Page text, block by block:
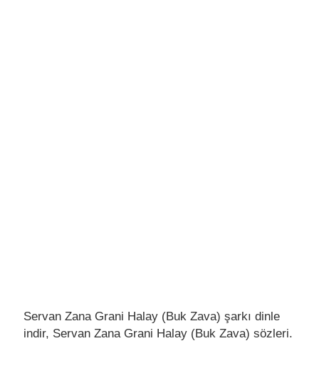
Servan Zana Grani Halay (Buk Zava) şarkı dinle
indir, Servan Zana Grani Halay (Buk Zava) sözleri.